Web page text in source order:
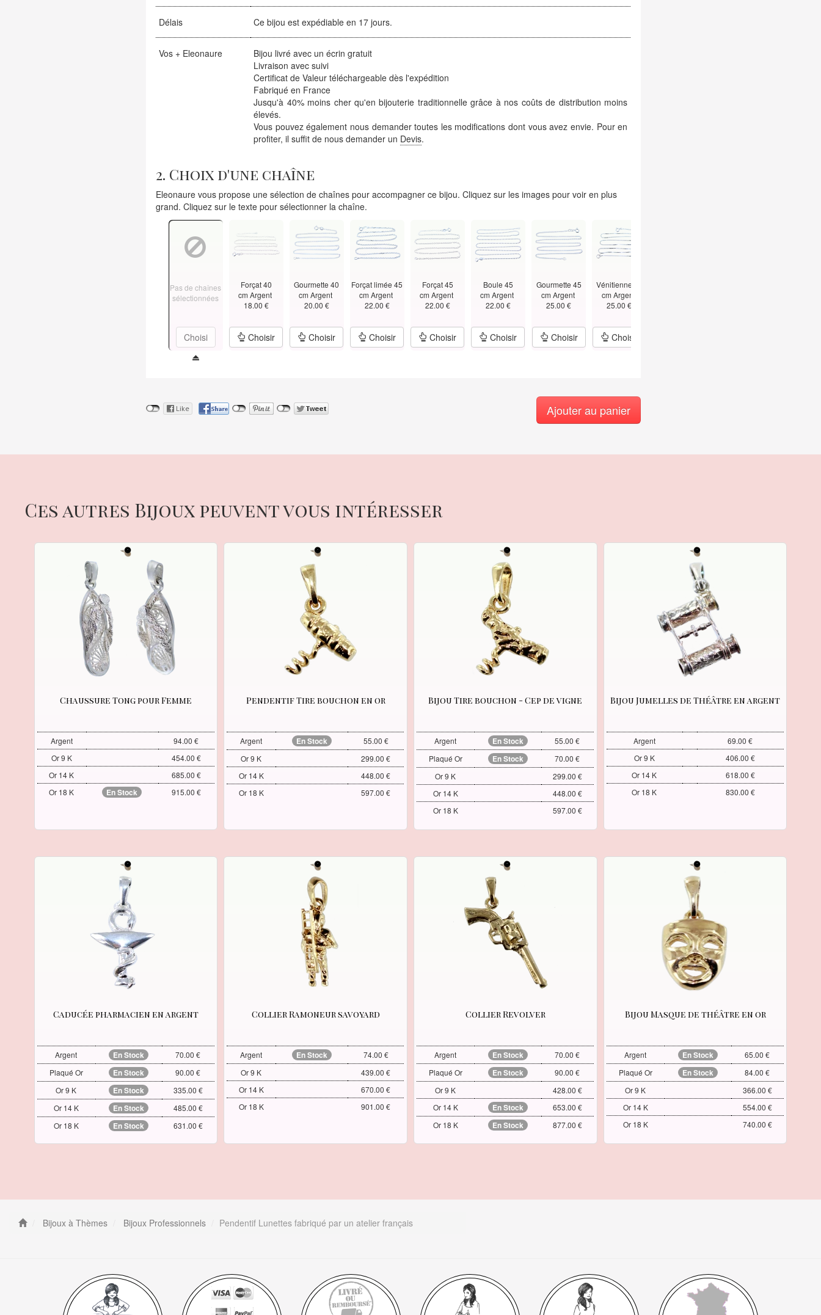
Délais Ce bijou est expédiable en 17 jours.
Vos + Eleonaure
Bijou livré avec un écrin gratuit
Livraison avec suivi
Certificat de Valeur téléchargeable dès l'expédition
Fabriqué en France
Jusqu'à 40% moins cher qu'en bijouterie traditionnelle grâce à nos coûts de distribution moins
élevés.
Vous pouvez également nous demander toutes les modifications dont vous avez envie. Pour en
profiter, il suffit de nous demander un Devis.
2. Choix d'une chaîne
Eleonaure vous propose une sélection de chaînes pour accompagner ce bijou. Cliquez sur les images pour voir en plus
grand. Cliquez sur le texte pour sélectionner la chaîne.
Pas de chaînes
sélectionnées
Choisi
Forçat 40
cm Argent
18.00 €
Choisir
Gourmette 40
cm Argent
20.00 €
Choisir
Forçat limée 45
cm Argent
22.00 €
Choisir
Forçat 45
cm Argent
22.00 €
Choisir
Boule 45
cm Argent
22.00 €
Choisir
Gourmette 45
cm Argent
25.00 €
Choisir
Vénitienne 45
cm Argent
25.00 €
Choisir
Ajouter au panier
Ces autres Bijoux peuvent vous intéresser
Chaussure Tong pour Femme
Argent
94.00 €
Or 9 K
454.00 €
Or 14 K
685.00 €
Or 18 K
En Stock 915.00 €
Pendentif Tire bouchon en or
Argent En Stock
55.00 €
Or 9 K
299.00 €
Or 14 K
448.00 €
Or 18 K
597.00 €
Bijou Tire bouchon - Cep de vigne
Argent En Stock
55.00 €
Plaqué Or
En Stock
70.00 €
Or 9 K
299.00 €
Or 14 K
448.00 €
Or 18 K
597.00 €
Bijou Jumelles de Théâtre en argent
Argent
69.00 €
Or 9 K
406.00 €
Or 14 K
618.00 €
Or 18 K
830.00 €
Caducée pharmacien en argent
Argent En Stock
70.00 €
Plaqué Or
En Stock
90.00 €
Or 9 K
En Stock
335.00 €
Or 14 K
En Stock
485.00 €
Or 18 K
En Stock 631.00 €
Collier Ramoneur savoyard
Argent En Stock
74.00 €
Or 9 K
439.00 €
Or 14 K
670.00 €
Or 18 K
901.00 €
Collier Revolver
Argent En Stock
70.00 €
Plaqué Or
En Stock
90.00 €
Or 9 K
428.00 €
Or 14 K
En Stock
653.00 €
Or 18 K
En Stock 877.00 €
Bijou Masque de théâtre en or
Argent En Stock
65.00 €
Plaqué Or
En Stock
84.00 €
Or 9 K
366.00 €
Or 14 K
554.00 €
Or 18 K
740.00 €
Bijoux à Thèmes Bijoux Professionnels Pendentif Lunettes fabriqué par un atelier français